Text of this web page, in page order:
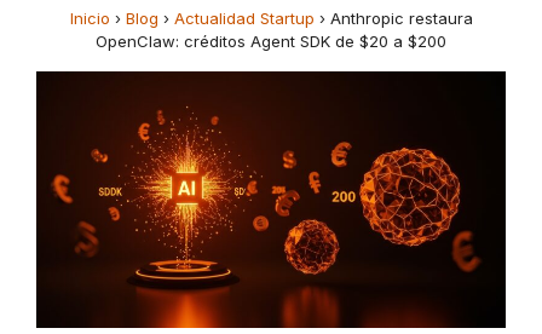
Inicio › Blog › Actualidad Startup › Anthropic restaura
OpenClaw: créditos Agent SDK de $20 a $200